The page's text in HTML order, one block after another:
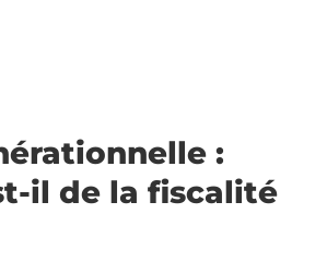
:
il de la fiscalité